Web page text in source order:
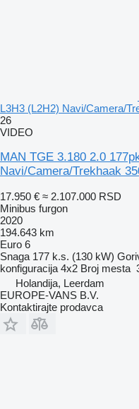
L3H3 (L2H2) Navi/Camera/
26
VIDEO
MAN TGE 3.180 2.0
Navi/Camera/Trekhaak
17.950 € ≈ 2.107.000 RSD
Minibus furgon
2020
194.643 km
Euro 6
Snaga 177 k.s. (130 kW)
konfiguracija 4x2 Broj mesta
Holandija, Leerdam
EUROPE-VANS B.V.
Kontaktirajte prodavca